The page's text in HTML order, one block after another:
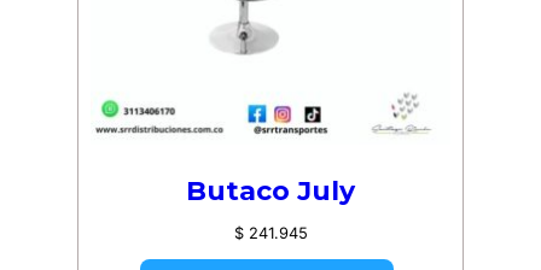
Butaco July
$241.945